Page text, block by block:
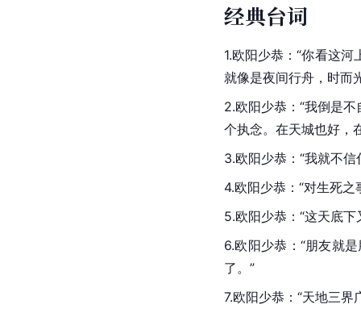
经典台词
1.欧阳少恭：“你看这
就像是夜间行舟，时而
2.欧阳少恭：“我倒是
个执念。在天城也好，
3.欧阳少恭：“我就不
4.欧阳少恭：“对生死
5.欧阳少恭：“这天底
6.欧阳少恭：“朋友就
了。”
7.欧阳少恭：“天地三